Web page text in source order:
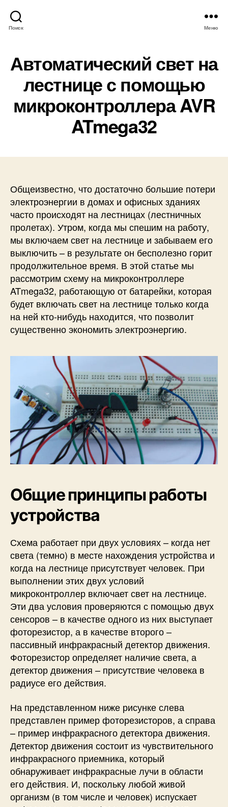
Поиск Меню
Автоматический свет на
лестнице с помощью
микроконтроллера AVR
ATmega32
Общеизвестно, что достаточно большие потери
электроэнергии в домах и офисных зданиях
часто происходят на лестницах (лестничных
пролетах). Утром, когда мы спешим на работу,
мы включаем свет на лестнице и забываем его
выключить – в результате он бесполезно горит
продолжительное время. В этой статье мы
рассмотрим схему на микроконтроллере
ATmega32, работающую от батарейки, которая
будет включать свет на лестнице только когда
на ней кто-нибудь находится, что позволит
существенно экономить электроэнергию.
Общие принципы работы
устройства
Схема работает при двух условиях – когда нет
света (темно) в месте нахождения устройства и
когда на лестнице присутствует человек. При
выполнении этих двух условий
микроконтроллер включает свет на лестнице.
Эти два условия проверяются с помощью двух
сенсоров – в качестве одного из них выступает
фоторезистор, а в качестве второго –
пассивный инфракрасный детектор движения.
Фоторезистор определяет наличие света, а
детектор движения – присутствие человека в
радиусе его действия.
На представленном ниже рисунке слева
представлен пример фоторезисторов, а справа
– пример инфракрасного детектора движения.
Детектор движения состоит из чувствительного
инфракрасного приемника, который
обнаруживает инфракрасные лучи в области
его действия. И, поскольку любой живой
организм (в том числе и человек) испускает